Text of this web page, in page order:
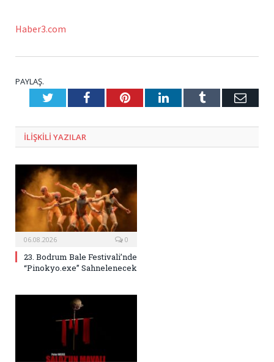
Haber3.com
PAYLAŞ.
TwitterFacebookPinterestLinkedInTumblr E-
ILIŞKILI YAZILAR
06.08.2026 0
23. Bodrum Bale Festivali’nde
“Pinokyo.exe” Sahnelenecek